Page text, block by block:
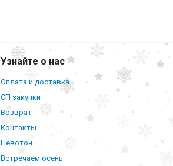
Узнайте о нас
Оплата и доставка
СП закупки
Возврат
Контакты
Невотон
Встречаем осень